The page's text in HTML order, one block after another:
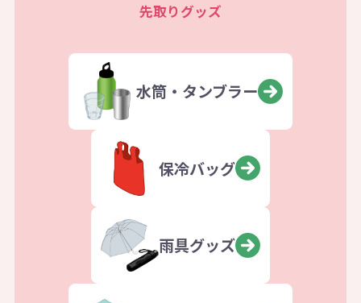
先取りグッズ
水筒・タンブラー
保冷バッグ
雨具グッズ